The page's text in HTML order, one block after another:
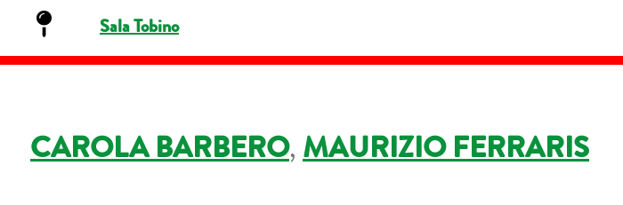
Sala Tobino
CAROLA BARBERO,MAURIZIO FERRARIS